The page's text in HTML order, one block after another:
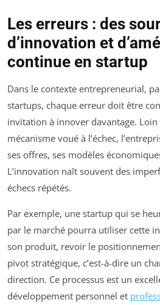
Les erreurs : des
d’innovation et
continue en startup
Dans le contexte entrepreneurial,
startups, chaque erreur doit être
invitation à innover davantage.
mécanisme voué à l’échec,
ses offres, ses modèles
L’innovation naît souvent des
échecs répétés.
Par exemple, une startup qui se
par le marché pourra utiliser cette
son produit, revoir le
pivot stratégique, c’est-à-dire un
direction. Ce processus est un
développement personnel et